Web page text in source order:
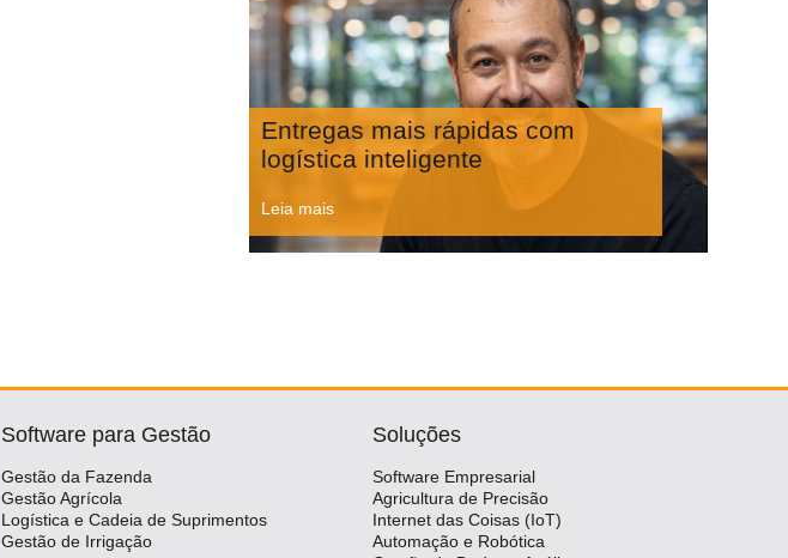
Entregas mais rápidas com
logística inteligente
Leia mais
Software para Gestão
Gestão da Fazenda
Gestão Agrícola
Logística e Cadeia de Suprimentos
Gestão de Irrigação
Soluções
Software Empresarial
Agricultura de Precisão
Internet das Coisas (IoT)
Automação e Robótica